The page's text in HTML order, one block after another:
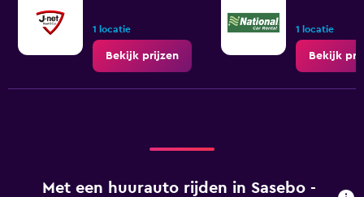
1 locatie
Bekijk prijzen
1 locatie
Bekijk
Met een huurauto rijden in Sasebo -